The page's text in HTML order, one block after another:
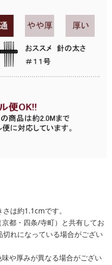
は約1.1cmです。
都・四条/寺町）と共有してお
れになっている場合がござい
や厚みが異なる場合がござい